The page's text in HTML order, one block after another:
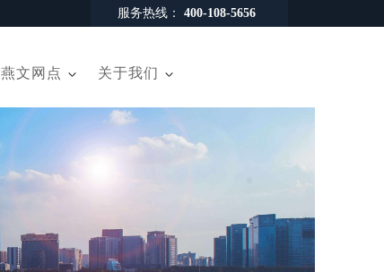
服务热线： 400-108-5656
燕文网点 关于我们